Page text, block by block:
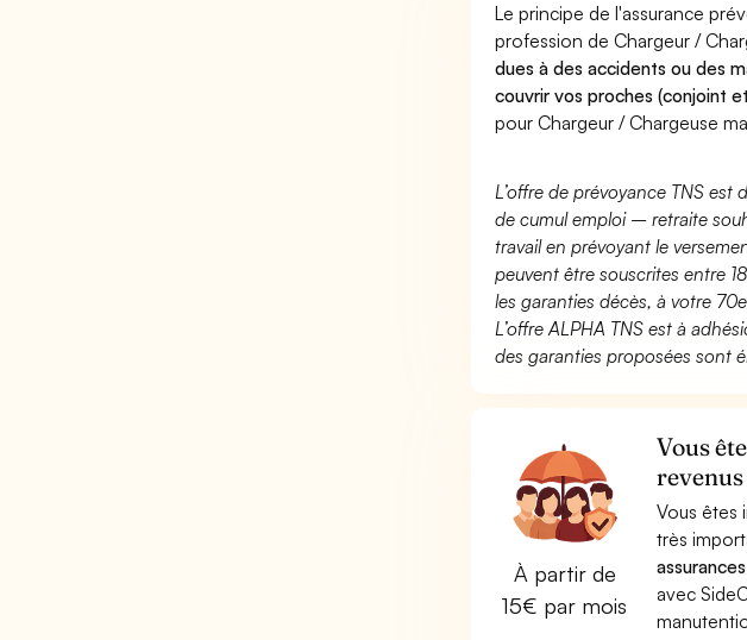
Le principe de l'assurance
profession de Chargeur /
dues à des accidents ou des
couvrir vos proches (conjoint
pour Chargeur / Chargeuse
L’offre de prévoyance TNS est
de cumul emploi – retraite
travail en prévoyant le
peuvent être souscrites entre
les garanties décès, à votre
L’offre ALPHA TNS est à
des garanties proposées sont
À partir de
15€ par mois
Vous
revenus
Vous êtes
très
avec